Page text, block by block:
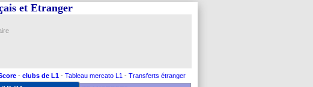
et Etranger
- clubs de L1 - Tableau mercato L1 - Transferts étranger